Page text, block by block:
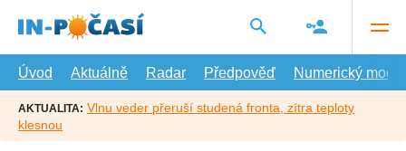
hlavní
Úvod
Aktuálně Radar Předpověď Numerický model
AKTUALITA: Vlnu veder přeruší studená fronta, zítra teploty
klesnou